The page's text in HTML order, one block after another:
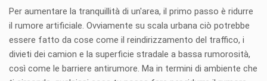
Per aumentare la tranquillità di un'area, il primo passo è ridurre
il rumore artificiale. Ovviamente su scala urbana ciò potrebbe
essere fatto da cose come il reindirizzamento del traffico, i
divieti dei camion e la superficie stradale a bassa rumorosità,
così come le barriere antirumore. Ma in termini di ambiente che